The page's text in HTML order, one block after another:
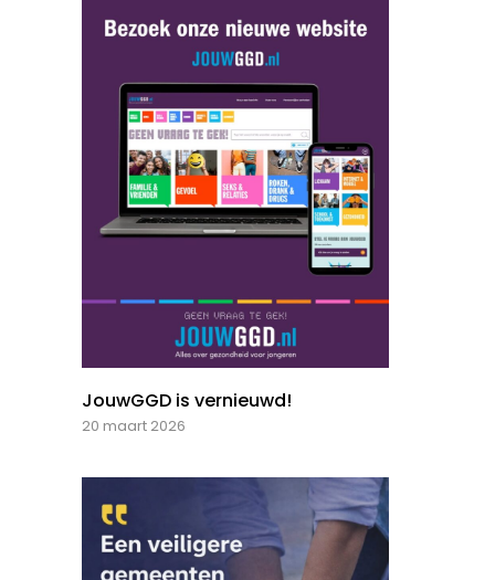
JouwGGD is vernieuwd!
20 maart 2026